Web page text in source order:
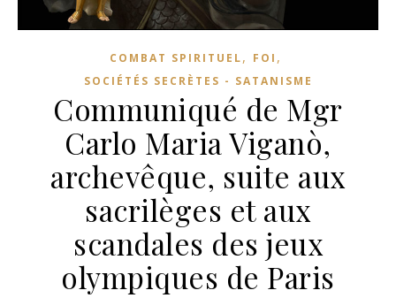
COMBAT SPIRITUEL, FOI ,
SOCIÉTÉS SECRÈTES - SATANISME
Communiqué de Mgr
Carlo Maria Viganò,
archevêque, suite aux
sacrilèges et aux
scandales des jeux
olympiques de Paris